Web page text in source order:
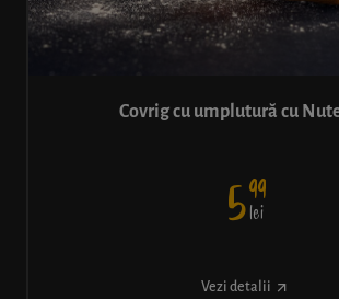
Covrig cu umplutură cu
599
lei
Vezi detalii